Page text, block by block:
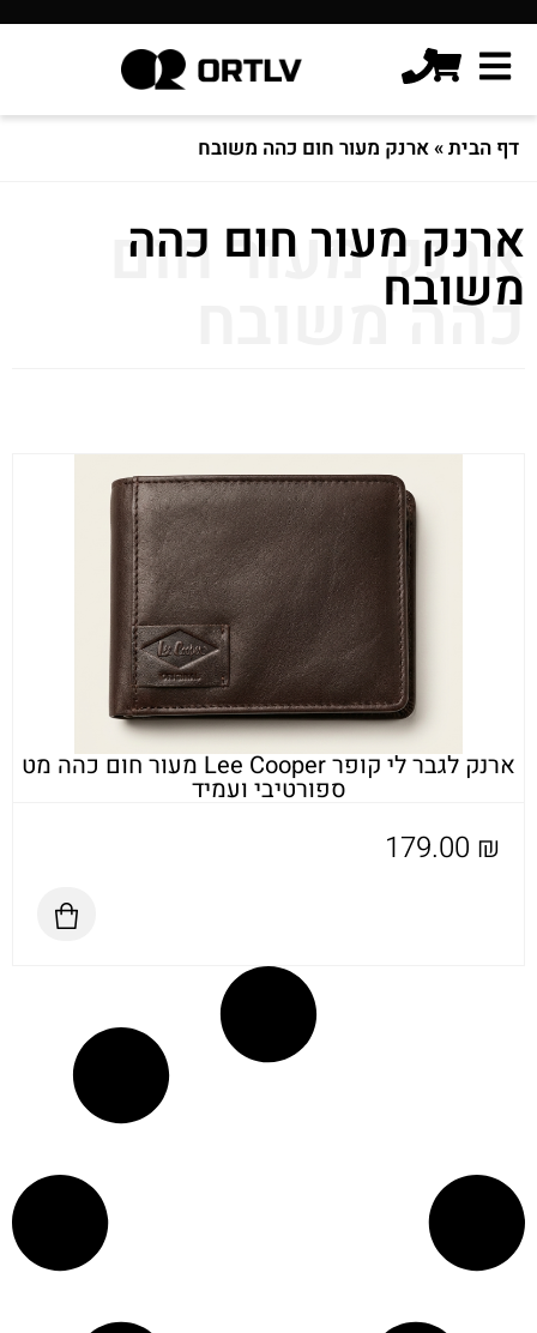
דף הבית»ארנק מעור חום כהה משובח
ארנק מעור חום כהה
משובח
ארנק מעור חום
כהה משובח
ארנק לגבר לי קופר Lee Cooper מעור חום כהה מט
ספורטיבי ועמיד
179.00 ₪